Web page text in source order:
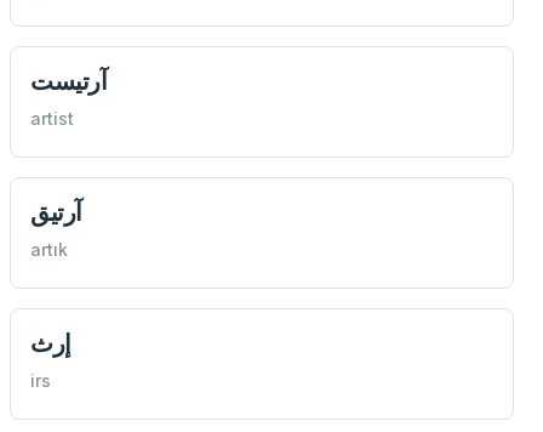
آرتیست
artist
آرتیق
artık
إرث
irs